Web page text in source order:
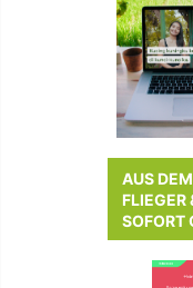
AUS DEM
FLIEGER
SOFORT